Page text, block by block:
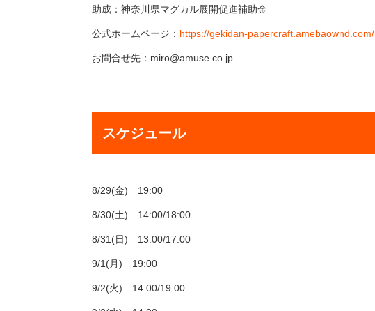
助成：神奈川県マグカル展開促進補助金
公式ホームページ： https://gekidan-papercraft.amebaownd.com/
お問合せ先：miro@amuse.co.jp
スケジュール
8/29(金) 19:00
8/30(土) 14:00/18:00
8/31(日) 13:00/17:00
9/1(月) 19:00
9/2(火) 14:00/19:00